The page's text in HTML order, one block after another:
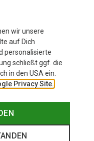
wir unsere
auf Dich
personalisierte
schließt ggf. die
in den USA ein.
Privacy Site.